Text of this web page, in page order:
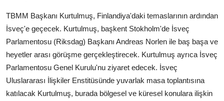
TBMM Başkanı Kurtulmuş, Finlandiya'daki temaslarının ardından
İsveç'e geçecek. Kurtulmuş, başkent Stokholm'de İsveç
Parlamentosu (Riksdag) Başkanı Andreas Norlen ile baş başa ve
heyetler arası görüşme gerçekleştirecek. Kurtulmuş ayrıca İsveç
Parlamentosu Genel Kurulu'nu ziyaret edecek. İsveç
Uluslararası İlişkiler Enstitüsünde yuvarlak masa toplantısına
katılacak Kurtulmuş, burada bölgesel ve küresel konulara ilişkin